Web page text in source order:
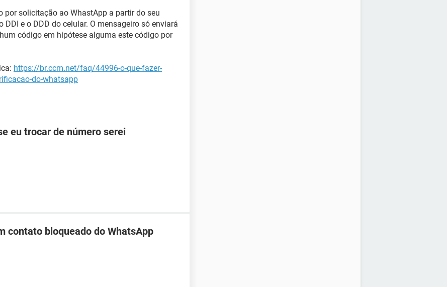
por solicitação ao WhastApp a partir do seu
e o DDD do celular. O mensageiro só enviará
código em hipótese alguma este código por
https://br.ccm.net/faq/44996-o-que-fazer-
do-whatsapp
eu trocar de número serei
contato bloqueado do WhatsApp